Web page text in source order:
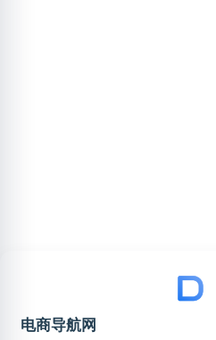
电商导航网